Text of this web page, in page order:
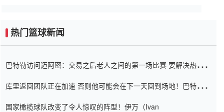
热门篮球新闻
巴特勒访问迈阿密：交易之后老人之间的第一场比赛 要解决热情的
库里返回团队正在加速 否则他可能会在下一天回到场地！巴特勒迈
国家橄榄球队改变了令人惊叹的阵型！伊万（Ivan